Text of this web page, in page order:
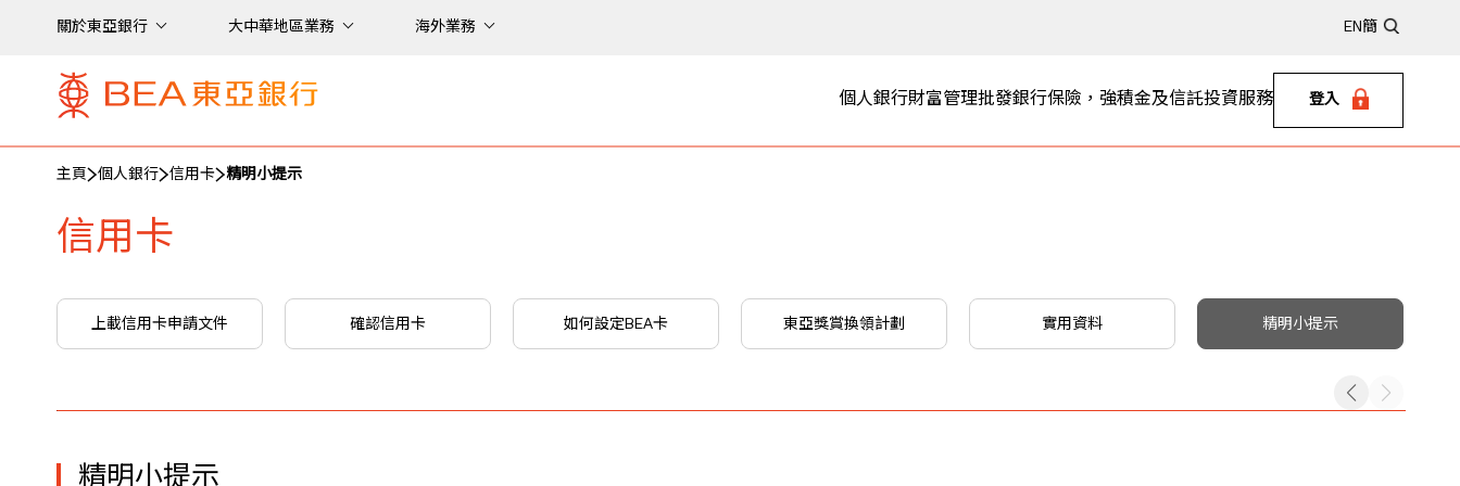
關於東亞銀行 大中華地區業務 海外業務 EN 簡
個人銀行財富管理批發銀行保險，強積金及信託投資服務 登入
主頁 個人銀行 信用卡 精明小提示
信用卡
上載信用卡申請文件 確認信用卡 如何設定BEA卡 東亞獎賞換領計劃 實用資料 精明小提示
精明小提示